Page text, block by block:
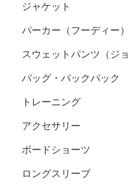
ジャケット
パーカー（フーディー）
スウェットパンツ（ジ
バッグ・バックパック
トレーニング
アクセサリー
ボードショーツ
ロングスリーブ